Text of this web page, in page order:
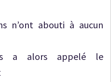
n’ont abouti à aucun
a alors appelé le